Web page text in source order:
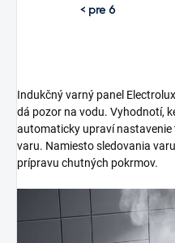
< pre 6
Indukčný varný panel
dá pozor na vodu. Vyhodnotí,
automaticky upraví nastavenie
varu. Namiesto sledovania
prípravu chutných pokrmov.